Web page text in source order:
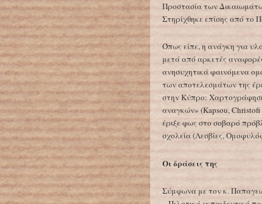
Προστασία των
Στηρίχθηκε επίσης από το
Όπως είπε, η ανάγκη για
μετά από αρκετές
ανησυχητικά φαινόμενα
των αποτελεσμάτων της
στην Κύπρο: Χαρτογράφηση
αναγκών» (Kapsou,
έριξε φως στο σοβαρό
σχολεία (Λεσβίες,
Οι δράσεις της
Σύμφωνα με τον κ.